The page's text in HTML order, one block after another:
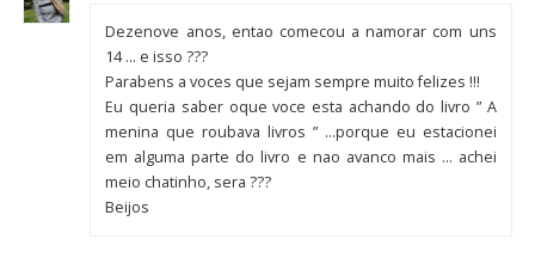
Dezenove anos, entao comecou a namorar com uns
14 … e isso ???
Parabens a voces que sejam sempre muito felizes !!!
Eu queria saber oque voce esta achando do livro ” A
menina que roubava livros ” …porque eu estacionei
em alguma parte do livro e nao avanco mais … achei
meio chatinho, sera ???
Beijos